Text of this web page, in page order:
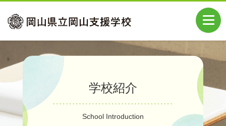
学校紹介
School Introduction